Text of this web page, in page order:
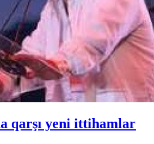
qarşı yeni ittihamlar